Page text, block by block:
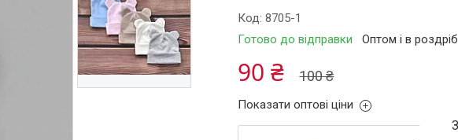
Готово до відправки Оптом і в роздріб
Код:8705-1
100 ₴
90 ₴
Показати оптові ціни